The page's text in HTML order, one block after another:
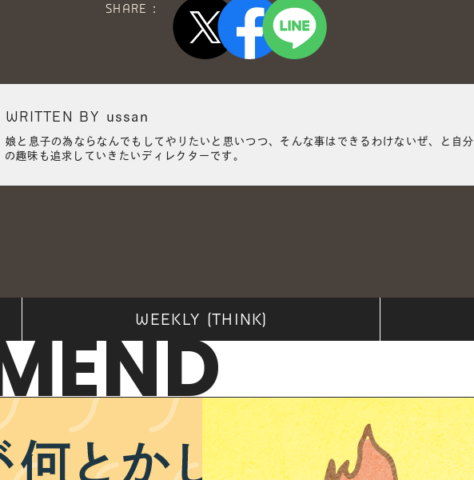
SHARE :
WRITTEN BY ussan
娘と息子の為ならなんでもしてやりたいと思いつつ、そんな事はできるわけないぜ、と自分
の趣味も追求していきたいディレクターです。
WEEKLY (THINK)